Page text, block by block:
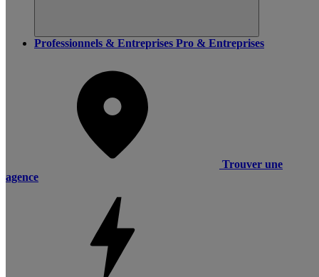
Professionnels & Entreprises Pro & Entreprises
Trouver une
agence